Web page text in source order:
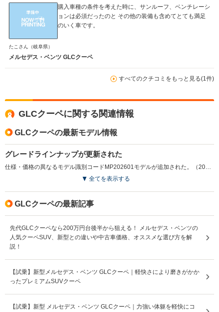
購入車種の条件を考えた時に、サンルーフ、ベンチレーシ
ョンは必須だったのと その他の装備も含めてとても満足
のいく車です。
たこさん （岐阜県）
メルセデス・ベンツ GLCクーペ
すべてのクチコミをもっと見る(1件)
GLCクーペに関する関連情報
GLCクーペの最新モデル情報
グレードラインナップが更新された
仕様・価格の異なるモデル識別コードMP202601モデルが追加された。（2025.9）
全てを表示する
GLCクーペの最新記事
先代GLCクーペなら200万円台後半から狙える！ メルセデス・ベンツの
人気クーペSUV、新型との違いや中古車価格、オススメな選び方を解
説！
【試乗】新型メルセデス・ベンツ GLCクーペ｜軽快さにより磨きがかか
ったプレミアムSUVクーペ
【試乗】新型 メルセデス・ベンツ GLCクーペ｜力強い体躯を軽快にコ